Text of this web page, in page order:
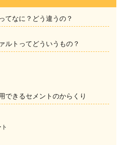
てなに？どう違うの？
ルトってどういうもの？
できるセメントのからくり